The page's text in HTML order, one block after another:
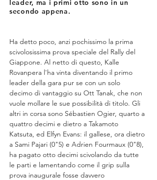
leader, ma i primi otto sono in un
secondo appena.
Ha detto poco, anzi pochissimo la prima
scivolosissima prova speciale del Rally del
Giappone. Al netto di questo, Kalle
Rovanpera l'ha vinta diventando il primo
leader della gara pur se con un solo
decimo di vantaggio su Ott Tanak, che non
vuole mollare le sue possibilità di titolo. Gli
altri in corsa sono Sébastien Ogier, quarto a
quattro decimi e dietro a Takamoto
Katsuta, ed Elfyn Evans: il gallese, ora dietro
a Sami Pajari (0"5) e Adrien Fourmaux (0"8),
ha pagato otto decimi scivolando da tutte
le parti e lamentando come il grip sulla
prova inaugurale fosse davvero